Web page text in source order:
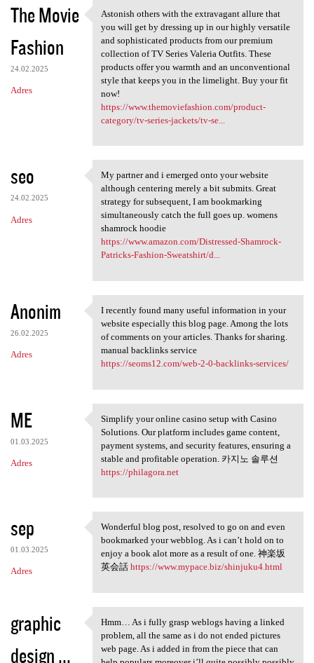
The Movie
Fashion
24.02.2025
Adres
Astonish others with the
Astonish others with the extravagant allure that
you will get by dressing up in our highly versatile
and sophisticated products from our premium
collection of TV Series Valeria Outfits. These
products offer you warmth and an unconventional
style that keeps you in the limelight. Buy your fit
now!
https://www.themoviefashion.com/product-
category/tv-series-jackets/tv-se...
seo
24.02.2025
Adres
My partner and i emerged onto
My partner and i emerged onto your website
although centering merely a bit submits. Great
strategy for subsequent, I am bookmarking
simultaneously catch the full goes up. womens
shamrock hoodie
https://www.amazon.com/Distressed-Shamrock-
Patricks-Fashion-Sweatshirt/d...
Anonim
26.02.2025
Adres
I recently found many useful
I recently found many useful information in your
website especially this blog page. Among the lots
of comments on your articles. Thanks for sharing.
manual backlinks service
https://seoms12.com/web-2-0-backlinks-services/
ME
01.03.2025
Adres
Simplify your online casino
Simplify your online casino setup with Casino
Solutions. Our platform includes game content,
payment systems, and security features, ensuring a
stable and profitable operation. 카지노 솔루션
https://philagora.net
sep
01.03.2025
Adres
Wonderful blog post, resolved
Wonderful blog post, resolved to go on and even
bookmarked your webblog. As i can’t hold on to
enjoy a book alot more as a result of one. 神楽坂
英会話 https://www.mypace.biz/shinjuku4.html
graphic
design ...
Hmm… As i fully grasp weblogs
Hmm… As i fully grasp weblogs having a linked
problem, all the same as i do not ended pictures
web page. As i added in from the piece that can